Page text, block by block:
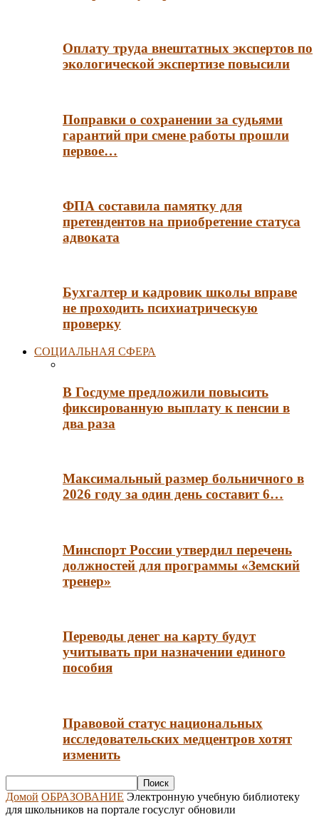
Оплату труда внештатных экспертов по
экологической экспертизе повысили
Поправки о сохранении за судьями
гарантий при смене работы прошли
первое…
ФПА составила памятку для
претендентов на приобретение статуса
адвоката
Бухгалтер и кадровик школы вправе
не проходить психиатрическую
проверку
СОЦИАЛЬНАЯ СФЕРА
В Госдуме предложили повысить
фиксированную выплату к пенсии в
два раза
Максимальный размер больничного в
2026 году за один день составит 6…
Минспорт России утвердил перечень
должностей для программы «Земский
тренер»
Переводы денег на карту будут
учитывать при назначении единого
пособия
Правовой статус национальных
исследовательских медцентров хотят
изменить
Домой ОБРАЗОВАНИЕ Электронную учебную библиотеку
для школьников на портале госуслуг обновили